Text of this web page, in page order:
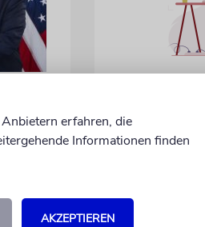
Wir suchen
Volontär (m/
erfahren, die
Informationen finden
AKZEPTIEREN